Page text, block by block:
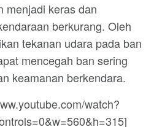
menjadi keras dan
berkurang. Oleh
tekanan udara pada ban
mencegah ban sering
keamanan berkendara.
watch?